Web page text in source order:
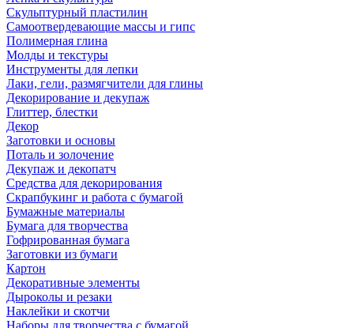
Скульптурный пластилин
Самоотвердевающие массы и гипс
Полимерная глина
Молды и текстуры
Инструменты для лепки
Лаки, гели, размягчители для глины
Декорирование и декупаж
Глиттер, блестки
Декор
Заготовки и основы
Поталь и золочение
Декупаж и декопатч
Средства для декорирования
Скрапбукинг и работа с бумагой
Бумажные материалы
Бумага для творчества
Гофрированная бумага
Заготовки из бумаги
Картон
Декоративные элементы
Дыроколы и резаки
Наклейки и скотчи
Наборы для творчества с бумагой